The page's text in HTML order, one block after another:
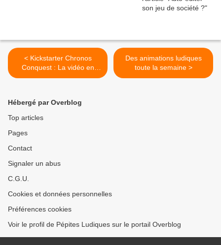
< Kickstarter Chronos
Conquest : La vidéo en
avant-première !
Des animations ludiques
toute la semaine >
Hébergé par Overblog
Top articles
Pages
Contact
Signaler un abus
C.G.U.
Cookies et données personnelles
Préférences cookies
Voir le profil de Pépites Ludiques sur le portail Overblog